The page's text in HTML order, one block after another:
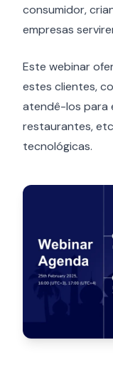
consumidor,
empresas
Este webinar
estes clientes,
atendê-los para
restaurantes,
tecnológicas.